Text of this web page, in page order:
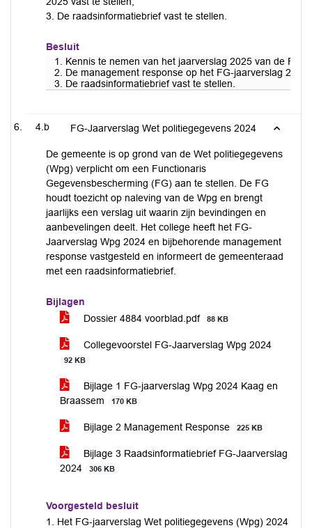
3. De raadsinformatiebrief vast te stellen.
Besluit
1. Kennis te nemen van het jaarverslag 2025 van de
2. De management response op het FG-jaarverslag 2025
3. De raadsinformatiebrief vast te stellen.
4.b FG-Jaarverslag Wet politiegegevens 2024
De gemeente is op grond van de Wet politiegegevens
(Wpg) verplicht om een Functionaris
Gegevensbescherming (FG) aan te stellen. De FG
houdt toezicht op naleving van de Wpg en brengt
jaarlijks een verslag uit waarin zijn bevindingen en
aanbevelingen deelt. Het college heeft het FG-
Jaarverslag Wpg 2024 en bijbehorende management
response vastgesteld en informeert de gemeenteraad
met een raadsinformatiebrief.
Bijlagen
Dossier 4884 voorblad.pdf
88 KB
Collegevoorstel FG-Jaarverslag Wpg 2024
92 KB
Bijlage 1 FG-jaarverslag Wpg 2024 Kaag en
Braassem
170 KB
Bijlage 2 Management Response 225 KB
Bijlage 3 Raadsinformatiebrief FG-Jaarverslag
2024
306 KB
Voorgesteld besluit
1. Het FG-jaarverslag Wet politiegegevens (Wpg) 2024